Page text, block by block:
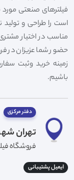
فیلترهای صنعتی مورد
است را طراحی و تولید
مناسب در اختیار
حضور شما عزیزان در
زمینه خرید وثبت
باشیم.
دفتر مرکزی
تهران
فروشگاه
ایمیل پشتیبانی